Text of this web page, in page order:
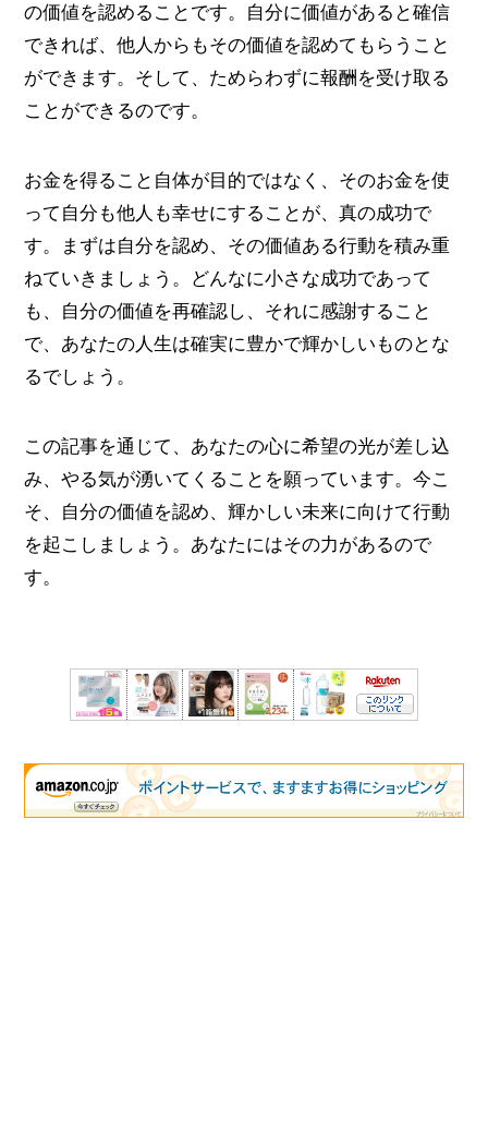
の価値を認めることです。自分に価値があると確信
できれば、他人からもその価値を認めてもらうこと
ができます。そして、ためらわずに報酬を受け取る
ことができるのです。
お金を得ること自体が目的ではなく、そのお金を使
って自分も他人も幸せにすることが、真の成功で
す。まずは自分を認め、その価値ある行動を積み重
ねていきましょう。どんなに小さな成功であって
も、自分の価値を再確認し、それに感謝すること
で、あなたの人生は確実に豊かで輝かしいものとな
るでしょう。
この記事を通じて、あなたの心に希望の光が差し込
み、やる気が湧いてくることを願っています。今こ
そ、自分の価値を認め、輝かしい未来に向けて行動
を起こしましょう。あなたにはその力があるので
す。